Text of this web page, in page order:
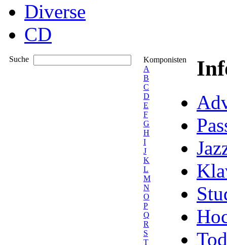
Diverse
CD
Suche
Komponisten
A
B
C
D
E
F
G
H
I
J
K
L
M
N
O
P
Q
R
S
T